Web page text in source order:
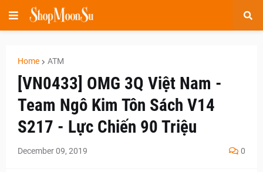
Home ATM
[VN0433] OMG 3Q Việt Nam -
Team Ngô Kim Tôn Sách V14
S217 - Lực Chiến 90 Triệu
December 09, 2019 0